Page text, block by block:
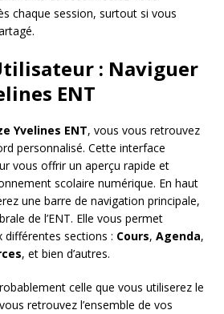
chaque session, surtout si vous
: Naviguer
ENT
Yvelines ENT, vous vous retrouvez
personnalisé. Cette interface
vous offrir un aperçu rapide et
scolaire numérique. En haut
une barre de navigation principale,
de l’ENT. Elle vous permet
différentes sections : Cours, Agenda,
, et bien d’autres.
celle que vous utiliserez le
retrouvez l’ensemble de vos